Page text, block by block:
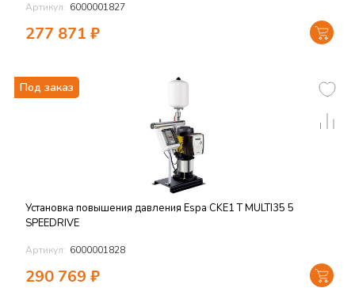
Артикул: 6000001827
277 871 ₽
Под заказ
Установка повышения давления Espa CKE1 T MULTI35 5
SPEEDRIVE
Артикул: 6000001828
290 769 ₽